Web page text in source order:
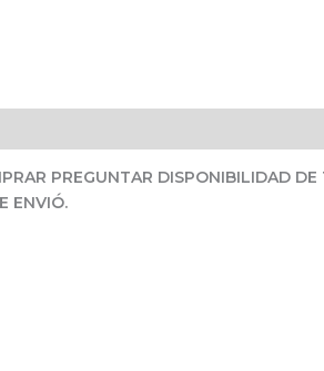
PREGUNTAR DISPONIBILIDAD
ENVIÓ.